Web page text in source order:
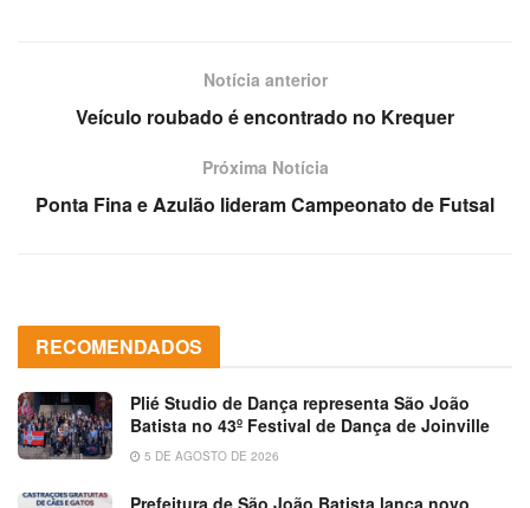
Notícia anterior
Veículo roubado é encontrado no Krequer
Próxima Notícia
Ponta Fina e Azulão lideram Campeonato de Futsal
RECOMENDADOS
Plié Studio de Dança representa São João
Batista no 43º Festival de Dança de Joinville
5 DE AGOSTO DE 2026
Prefeitura de São João Batista lança novo